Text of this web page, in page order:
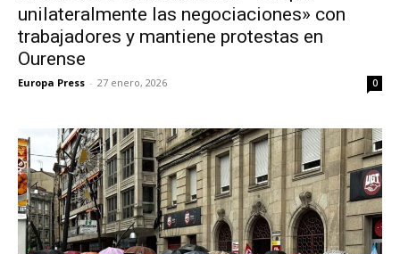
unilateralmente las negociaciones» con
trabajadores y mantiene protestas en
Ourense
Europa Press - 27 enero, 2026 0